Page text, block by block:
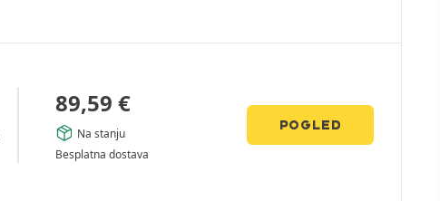
89,59 €
Na stanju
Besplatna dostava
POGLED